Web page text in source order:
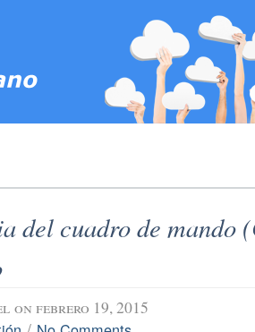
del cuadro de mando
on febrero 19, 2015